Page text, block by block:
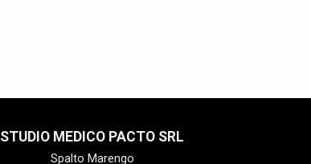
STUDIO MEDICO PACTO SRL
Spalto Marengo